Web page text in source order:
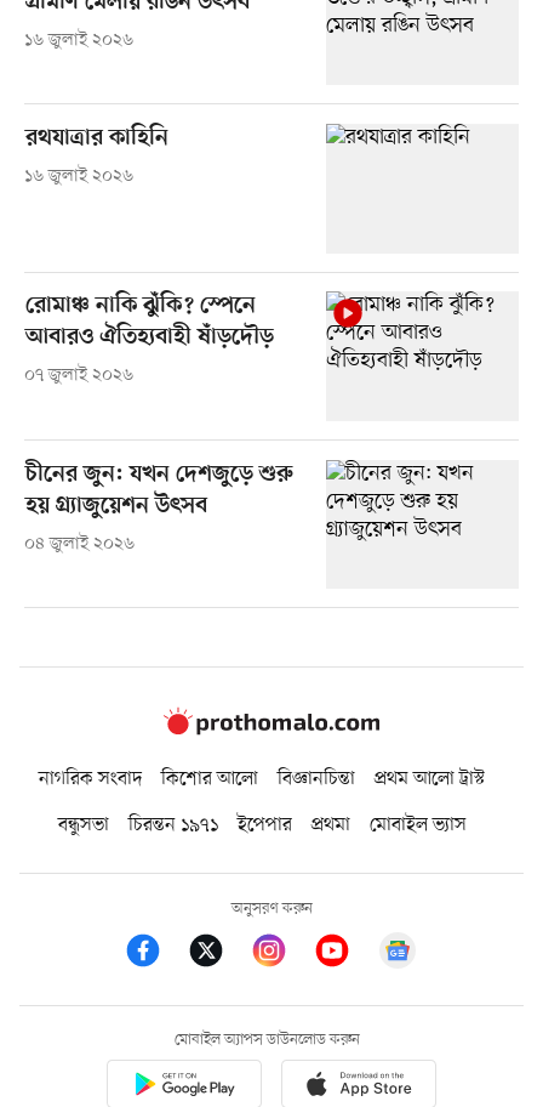
১৬ জুলাই ২০২৬
রথযাত্রার কাহিনি
১৬ জুলাই ২০২৬
রোমাঞ্চ নাকি ঝুঁকি? স্পেনে
আবারও ঐতিহ্যবাহী ষাঁড়দৌড়
০৭ জুলাই ২০২৬
চীনের জুন: যখন দেশজুড়ে শুরু
হয় গ্র্যাজুয়েশন উৎসব
০৪ জুলাই ২০২৬
নাগরিক সংবাদ কিশোর আলো বিজ্ঞানচিন্তা
প্রথম আলো ট্রাস্ট
বন্ধুসভা
চিরন্তন ১৯৭১ ইপেপার প্রথমা মোবাইল ভ্যাস
অনুসরণ করুন
মোবাইল অ্যাপস ডাউনলোড করুন